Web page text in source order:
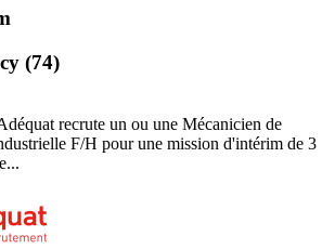
(74)
recrute un ou une Mécanicien de
F/H pour une mission d'intérim de 3